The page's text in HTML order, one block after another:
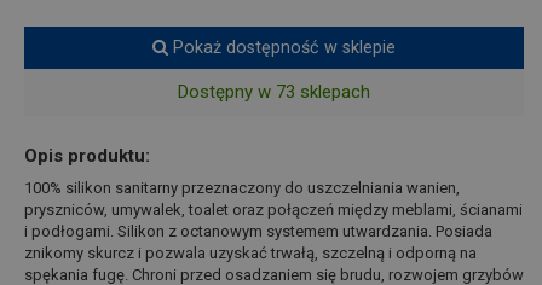
Pokaż dostępność w sklepie
Dostępny w 73 sklepach
Opis produktu:
100% silikon sanitarny przeznaczony do uszczelniania wanien,
pryszniców, umywalek, toalet oraz połączeń między meblami, ścianami
i podłogami. Silikon z octanowym systemem utwardzania. Posiada
znikomy skurcz i pozwala uzyskać trwałą, szczelną i odporną na
spękania fugę. Chroni przed osadzaniem się brudu, rozwojem grzybów